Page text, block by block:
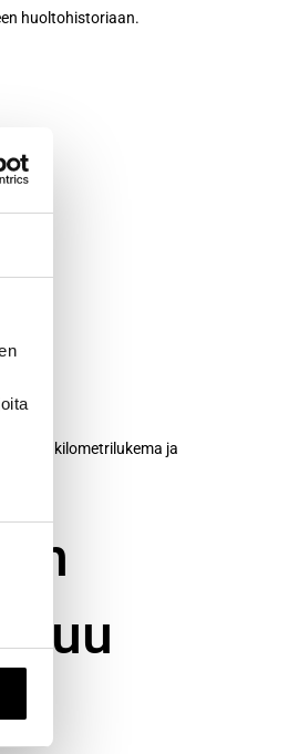
huoltohistoriaan.
kilometrilukema ja